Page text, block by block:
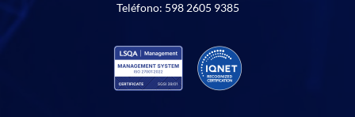
Teléfono: 598 2605 9385